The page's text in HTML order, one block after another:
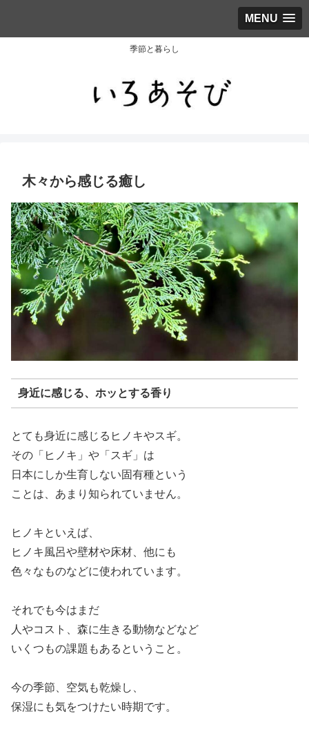
MENU
季節と暮らし
木々から感じる癒し
身近に感じる、ホッとする香り
とても身近に感じるヒノキやスギ。
その「ヒノキ」や「スギ」は
日本にしか生育しない固有種という
ことは、あまり知られていません。
ヒノキといえば、
ヒノキ風呂や壁材や床材、他にも
色々なものなどに使われています。
それでも今はまだ
人やコスト、森に生きる動物などなど
いくつもの課題もあるということ。
今の季節、空気も乾燥し、
保湿にも気をつけたい時期です。